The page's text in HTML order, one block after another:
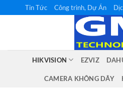
qua
Tin Tức Công trình, Dự Án
HIKVISION EZVIZ
CAMERA KHÔNG DÂY